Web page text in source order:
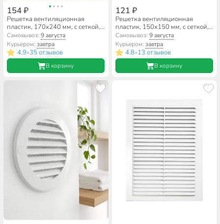
154 ₽
Решетка вентиляционная
пластик, 170х240 мм, с сеткой,
Viento, 1724В
Самовывоз:9 августа
Курьером:завтра
4.9•35 отзывов
В корзину
121 ₽
Решетка вентиляционная
пластик, 150х150 мм, с сеткой,
Event, Э1515Н
Самовывоз: 9 августа
Курьером: завтра
4.8•13 отзывов
В корзину